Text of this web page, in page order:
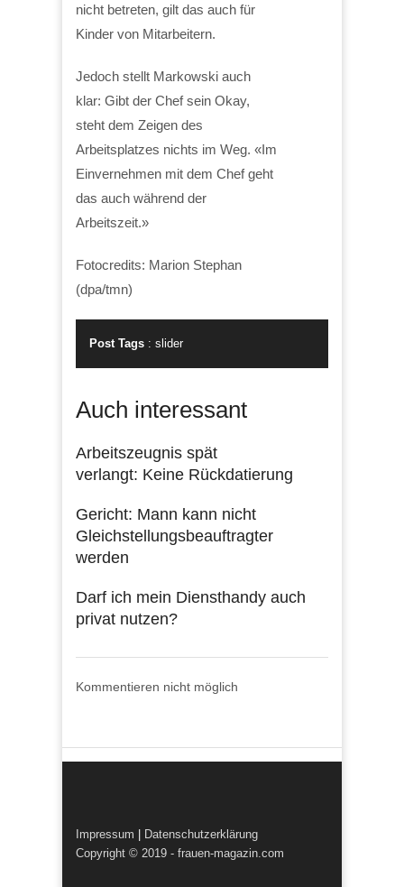
nicht betreten, gilt das auch für
Kinder von Mitarbeitern.
Jedoch stellt Markowski auch
klar: Gibt der Chef sein Okay,
steht dem Zeigen des
Arbeitsplatzes nichts im Weg. «Im
Einvernehmen mit dem Chef geht
das auch während der
Arbeitszeit.»
Fotocredits: Marion Stephan
(dpa/tmn)
Post Tags : slider
Auch interessant
Arbeitszeugnis spät
verlangt: Keine Rückdatierung
Gericht: Mann kann nicht
Gleichstellungsbeauftragter
werden
Darf ich mein Diensthandy auch
privat nutzen?
Kommentieren nicht möglich
Impressum
Datenschutzerklärung
Copyright © 2019 - frauen-magazin.com